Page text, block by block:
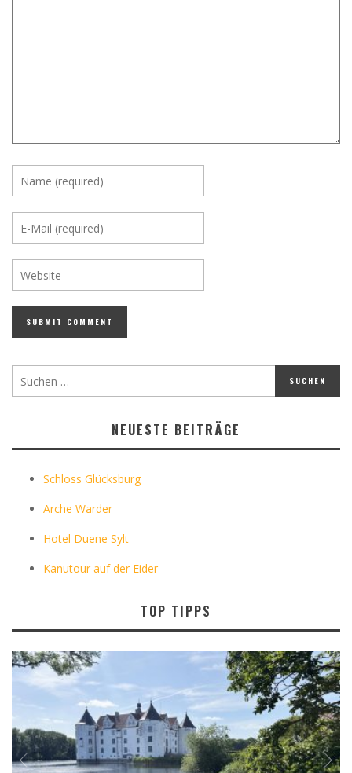
NEUESTE BEITRÄGE
Schloss Glücksburg
Arche Warder
Hotel Duene Sylt
Kanutour auf der Eider
TOP TIPPS